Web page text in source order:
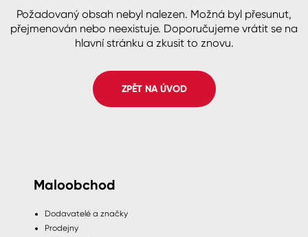
B2B +420 800 145 555Po – Pá: 8:00–15:00
Česko
Slovensko Polsko Worldwide
Stěny
Fasády
Spreje
Požadovaný obsah nebyl nalezen. Možná byl přesunut,
přejmenován nebo neexistuje. Doporučujeme vrátit se na
hlavní stránku a zkusit to znovu.
ZPĚT NA ÚVOD
Maloobchod
Dodavatelé a značky
Prodejny